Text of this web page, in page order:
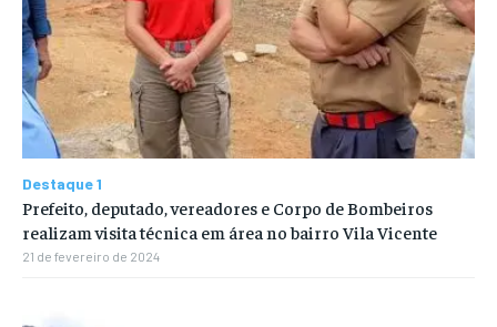
Destaque 1
Prefeito, deputado, vereadores e Corpo de Bombeiros
realizam visita técnica em área no bairro Vila Vicente
21 de fevereiro de 2024